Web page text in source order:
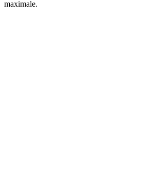
maximale.